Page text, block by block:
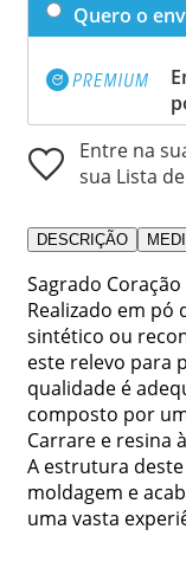
Quero o
Entre na
sua Lista
DESCRIÇÃO
Sagrado
Realizado em
sintético ou
este relevo para
qualidade é
composto por
Carrare e resina
A estrutura
moldagem e
uma vasta